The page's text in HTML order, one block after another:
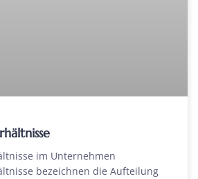
im Unternehmen
bezeichnen die Aufteilung